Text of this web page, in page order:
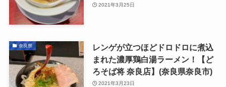
2021年3月25日
奈良県
レンゲが立つほどドロドロに煮込
まれた濃厚鶏白湯ラーメン！【ど
ろそば将 奈良店】(奈良県奈良市)
2021年3月23日